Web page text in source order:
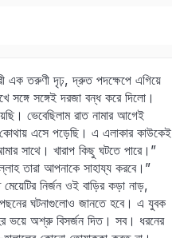
এক তরুণী দৃঢ়, দ্রুত পদক্ষেপে এগিয়ে
সঙ্গে সঙ্গেই দরজা বন্ধ করে দিলো।
ভেবেছিলাম রাত নামার আগেই
এসে পড়েছি। এ এলাকার কাউকেই
সাথে। খারাপ কিছু ঘটতে পারে।”
তারা আপনাকে সাহায্য করবে।”
নির্জন ওই বাড়ির কড়া নাড়,
ঘটনাগুলোও জানতে হবে। এ যুবক
ভয়ে অশ্রু বিসর্জন দিত। সব। ধরনের